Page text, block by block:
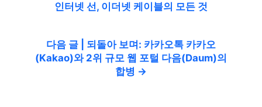
인터넷 선, 이더넷 케이블의 모든 것
다음 글 | 되돌아 보며: 카카오톡 카카오
(Kakao)와 2위 규모 웹 포털 다음(Daum)의
합병 →